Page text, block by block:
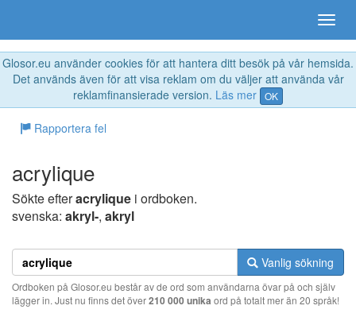
Glosor.eu använder cookies för att hantera ditt besök på vår hemsida.
Det används även för att visa reklam om du väljer att använda vår
reklamfinansierade version. Läs mer OK
Rapportera fel
acrylique
Sökte efteracrylique i ordboken.
svenska: akryl-, akryl
Vanlig sökning
Ordboken på Glosor.eu består av de ord som användarna övar på och själv
lägger in. Just nu finns det över210 000 unika ord på totalt mer än 20 språk!